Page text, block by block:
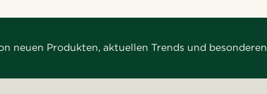
neuen Produkten, aktuellen Trends und